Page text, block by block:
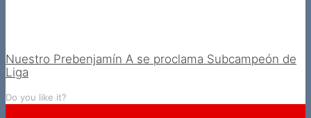
Nuestro Prebenjamín A se proclama Subcampeón de
Liga
Do you like it?